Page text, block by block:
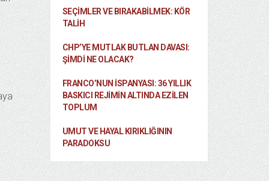
SEÇIMLER VE BIRAKABILMEK: KÖR
TALIH
CHP’YE MUTLAK BUTLAN DAVASI:
ŞİMDİ NE OLACAK?
FRANCO’NUN İSPANYASI: 36 YILLIK
BASKICI REJIMIN ALTINDA EZILEN
TOPLUM
UMUT VE HAYAL KIRIKLIĞININ
PARADOKSU